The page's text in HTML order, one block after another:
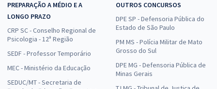
PREPARAÇÃO A MÉDIO E A
LONGO PRAZO
CRP SC - Conselho Regional de
Psicologia - 12ª Região
SEDF - Professor Temporário
MEC - Ministério da Educação
SEDUC/MT - Secretaria de
OUTROS CONCURSOS
DPE SP - Defensoria Pública do
Estado de São Paulo
PM MS - Polícia Militar de Mato
Grosso do Sul
DPE MG - Defensoria Pública de
Minas Gerais